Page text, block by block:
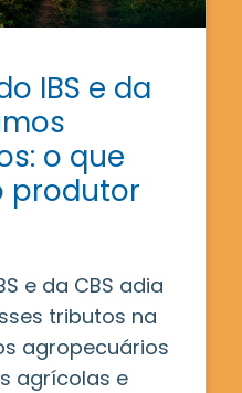
IBS e da
o que
produtor
e da CBS adia
tributos na
agropecuários
agrícolas e